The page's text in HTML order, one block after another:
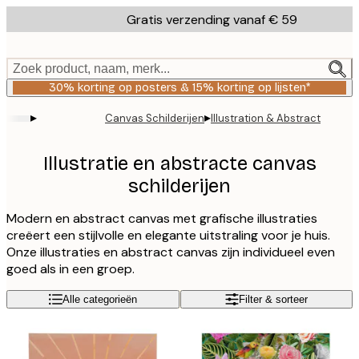
to
content.
Gratis verzending vanaf € 59
Zoek product, naam, merk...
30% korting op posters & 15% korting op lijsten*
▸ Canvas Schilderijen▸Illustration & Abstract
Illustratie en abstracte canvas
schilderijen
Modern en abstract canvas met grafische illustraties
creëert een stijlvolle en elegante uitstraling voor je huis.
Onze illustraties en abstract canvas zijn individueel even
goed als in een groep.
Alle categorieën Filter & sorteer